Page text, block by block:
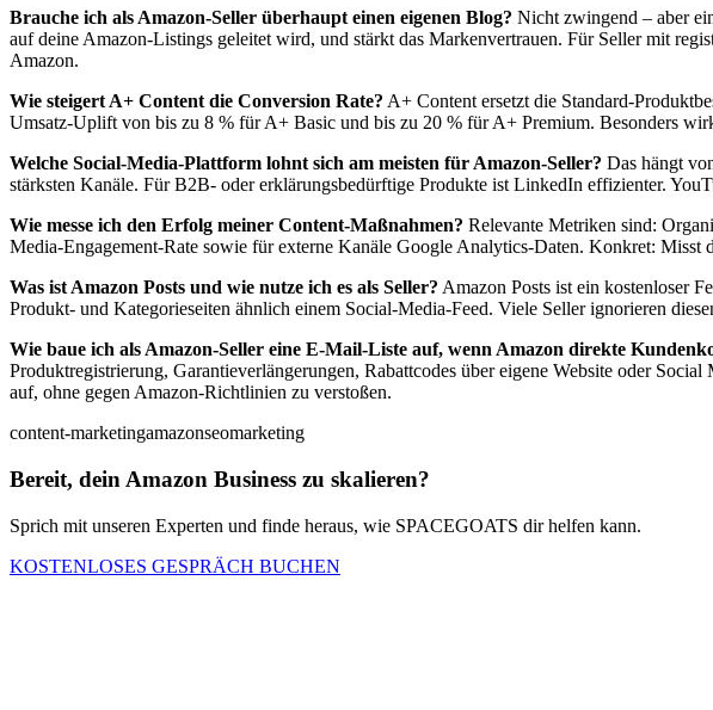
Brauche ich als Amazon-Seller überhaupt einen eigenen Blog? Nicht zwingend – aber
auf deine Amazon-Listings geleitet wird, und stärkt das Markenvertrauen. Für Seller mit
Amazon.
Wie steigert A+ Content die Conversion Rate? A+ Content ersetzt die Standard-
Umsatz-Uplift von bis zu 8 % für A+ Basic und bis zu 20 % für A+ Premium. Besonders
Welche Social-Media-Plattform lohnt sich am meisten für Amazon-Seller? Das hängt
stärksten Kanäle. Für B2B- oder erklärungsbedürftige Produkte ist LinkedIn effizienter.
Wie messe ich den Erfolg meiner Content-Maßnahmen? Relevante Metriken sind:
Media-Engagement-Rate sowie für externe Kanäle Google Analytics-Daten. Konkret: Misst
Was ist Amazon Posts und wie nutze ich es als Seller? Amazon Posts ist ein kostenloser
Produkt- und Kategorieseiten ähnlich einem Social-Media-Feed. Viele Seller ignorieren
Wie baue ich als Amazon-Seller eine E-Mail-Liste auf, wenn Amazon direkte
Produktregistrierung, Garantieverlängerungen, Rabattcodes über eigene Website oder
auf, ohne gegen Amazon-Richtlinien zu verstoßen.
content-marketingamazonseomarketing
Bereit, dein Amazon Business zu skalieren?
Sprich mit unseren Experten und finde heraus, wie SPACEGOATS dir helfen kann.
KOSTENLOSES GESPRÄCH BUCHEN